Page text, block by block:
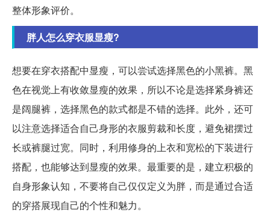
整体形象评价。
胖人怎么穿衣服显瘦?
想要在穿衣搭配中显瘦，可以尝试选择黑色的小黑裤。黑
色在视觉上有收敛显瘦的效果，所以不论是选择紧身裤还
是阔腿裤，选择黑色的款式都是不错的选择。此外，还可
以注意选择适合自己身形的衣服剪裁和长度，避免裙摆过
长或裤腿过宽。同时，利用修身的上衣和宽松的下装进行
搭配，也能够达到显瘦的效果。最重要的是，建立积极的
自身形象认知，不要将自己仅仅定义为胖，而是通过合适
的穿搭展现自己的个性和魅力。